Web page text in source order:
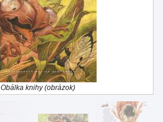
Obálka knihy (obrázok)